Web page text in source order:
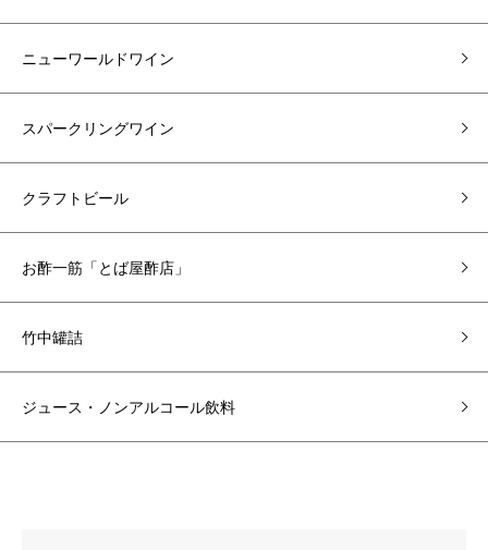
ニューワールドワイン
スパークリングワイン
クラフトビール
お酢一筋「とば屋酢店」
竹中罐詰
ジュース・ノンアルコール飲料